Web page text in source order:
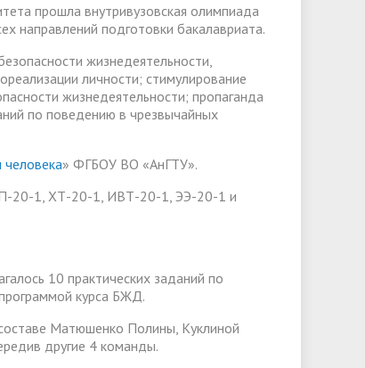
прошла внутривузовская олимпиада
направлений подготовки бакалавриата.
жизнедеятельности,
личности; стимулирование
жизнедеятельности; пропаганда
по поведению в чрезвычайных
человека» ФГБОУ ВО «АнГТУ».
20-1, ХТ-20-1, ИВТ-20-1, ЭЭ-20-1 и
10 практических заданий по
курса БЖД.
Матюшенко Полины, Куклиной
другие 4 команды.